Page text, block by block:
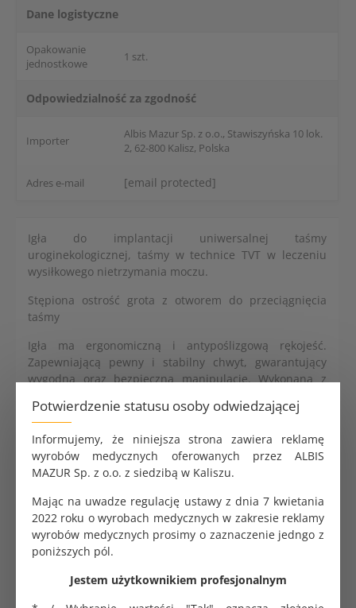
Potwierdzenie statusu osoby odwiedzającej
Informujemy, że niniejsza strona zawiera reklamę
wyrobów medycznych oferowanych przez ALBIS
MAZUR Sp. z o.o. z siedzibą w Kaliszu.
Mając na uwadze regulację ustawy z dnia 7 kwietania
2022 roku o wyrobach medycznych w zakresie reklamy
wyrobów medycznych prosimy o zaznaczenie jedngo z
poniższych pól.
Jestem użytkownikiem profesjonalnym
ALBIS Mesh Sacrocolpopexy 48gsm w kształcie Y
v2.0
540.00 zł
Dane logistyczne
Opakowanie
jednostkowe
1 szt.
Odpowiedzialność za zgodność
Importer
Albis Mazur Sp. z o.o., Stawiszyńska 10 lok.
2, 62-800 Kalisz, Polska
Adres e-mail [email protected]
Igła do implantacji uniwersalnej taśmy
uroginekologicznej, taśmy w technice TVT w leczeniu
wysiłkowego nietrzymania moczu.
Stępiona ostrość grota z otworem do przeciągnięcia
taśmy
Igła ma ergonomiczną i antypoślizgową rękojeść.
Zapewniającą pewny i stabilny chwyt, gwarantujący
wygodną oraz bezpieczną manipulację. Wykonana z
sterylizowana w różnych systemach.
Długość 30 cm. Łukowato zagięta igła pod kątem 45°.
Otwór do przeciągnięcia nici 6 x 3 mm.